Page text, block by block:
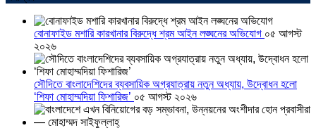
বোনাফাইড মশারি কারখানার বিরুদ্ধে শ্রম আইন লঙ্ঘনের অভিযোগ ০৫ আগস্ট
২০২৬
সৌদিতে বাংলাদেশিদের ব্যবসায়িক অগ্রযাত্রায় নতুন অধ্যায়, উদ্বোধন হলো
‘শিফা মোহাম্মদিয়া ফিশারিজ’ ০৫ আগস্ট ২০২৬